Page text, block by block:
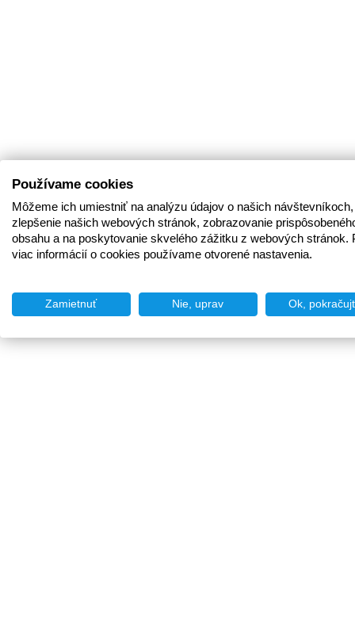
Používame cookies
Môžeme ich umiestniť na analýzu údajov o našich
zlepšenie našich webových stránok, zobrazovanie
obsahu a na poskytovanie skvelého zážitku z webových stránok.
viac informácií o cookies používame otvorené nastavenia.
Zamietnuť Nie, uprav Ok,